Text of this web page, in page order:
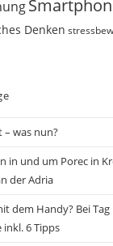
Denken
– was nun?
in und um Porec in
der Adria
dem Handy? Bei
6 Tipps